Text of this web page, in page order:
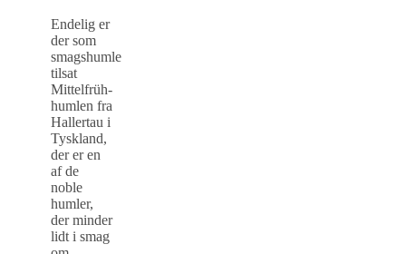
Endelig er
der som
smagshumle
tilsat
Mittelfrüh-
humlen fra
Hallertau i
Tyskland,
der er en
af de
noble
humler,
der minder
lidt i smag